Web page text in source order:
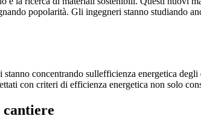
popolarità. Gli ingegneri stanno studiando
concentrando sullefficienza energetica
con criteri di efficienza energetica non solo